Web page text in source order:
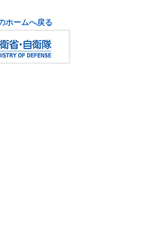
ホームへ戻る